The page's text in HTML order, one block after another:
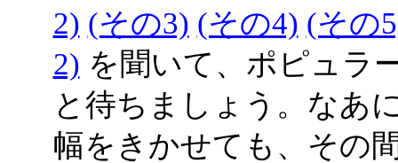
2) (その3) (その4) (その
2) を聞いて、ポピュラ
と待ちましょう。なあ
幅をきかせても、その